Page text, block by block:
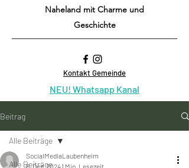
Naheland mit Charme und
Geschichte
Kontakt Gemeinde
NEU! Whatsapp Kanal
Beitrag
Alle Beiträge
Alle Beiträge
SocialMediaLaubenheim
6. Dez. 20241 Min. Lesezeit